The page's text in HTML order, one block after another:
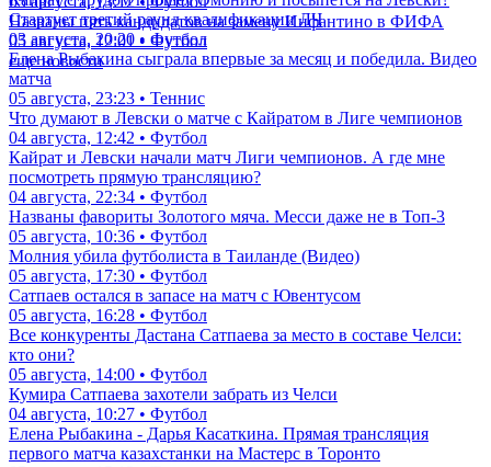
Названы пять кандидатов на замену Инфантино в ФИФА
05 августа, 12:01 • Футбол
еще новости
Стартует третий раунд квалификации ЛЧ
03 августа, 20:20 • Футбол
Елена Рыбакина сыграла впервые за месяц и победила. Видео
матча
05 августа, 23:23 • Теннис
Что думают в Левски о матче с Кайратом в Лиге чемпионов
04 августа, 12:42 • Футбол
Кайрат и Левски начали матч Лиги чемпионов. А где мне
посмотреть прямую трансляцию?
04 августа, 22:34 • Футбол
Названы фавориты Золотого мяча. Месси даже не в Топ-3
05 августа, 10:36 • Футбол
Молния убила футболиста в Таиланде (Видео)
05 августа, 17:30 • Футбол
Сатпаев остался в запасе на матч с Ювентусом
05 августа, 16:28 • Футбол
Все конкуренты Дастана Сатпаева за место в составе Челси:
кто они?
05 августа, 14:00 • Футбол
Кумира Сатпаева захотели забрать из Челси
04 августа, 10:27 • Футбол
Елена Рыбакина - Дарья Касаткина. Прямая трансляция
первого матча казахстанки на Мастерс в Торонто